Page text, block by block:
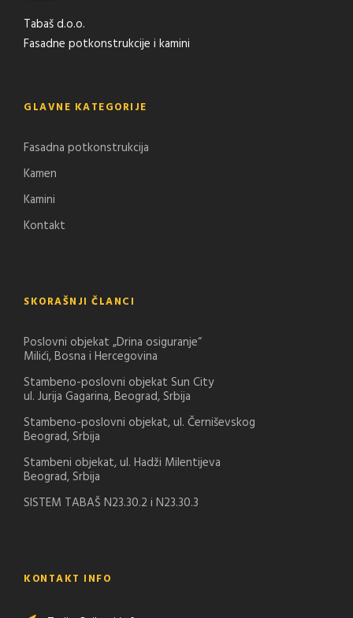
Tabaš d.o.o.
Fasadne potkonstrukcije i kamini
GLAVNE KATEGORIJE
Fasadna potkonstrukcija
Kamen
Kamini
Kontakt
SKORAŠNJI ČLANCI
Poslovni objekat „Drina osiguranje“
Milići, Bosna i Hercegovina
Stambeno-poslovni objekat Sun City
ul. Jurija Gagarina, Beograd, Srbija
Stambeno-poslovni objekat, ul. Černiševskog
Beograd, Srbija
Stambeni objekat, ul. Hadži Milentijeva
Beograd, Srbija
SISTEM TABAŠ N23.30.2 i N23.30.3
KONTAKT INFO